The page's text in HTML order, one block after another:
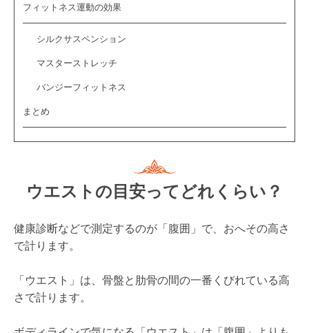
フィットネス運動の効果
シルクサスペンション
マスターストレッチ
バンジーフィットネス
まとめ
ウエストの目安ってどれくらい？
健康診断などで測定するのが「腹囲」で、おへその高さ
で計ります。
「ウエスト」は、骨盤と肋骨の間の一番くびれている高
さで計ります。